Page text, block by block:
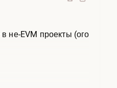
не-EVM проекты (ого